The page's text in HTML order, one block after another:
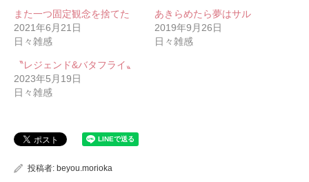
また一つ固定観念を捨てた
2021年6月21日
日々雑感
あきらめたら夢はサル
2019年9月26日
日々雑感
〝レジェンド&バタフライ〟
2023年5月19日
日々雑感
投稿者: beyou.morioka